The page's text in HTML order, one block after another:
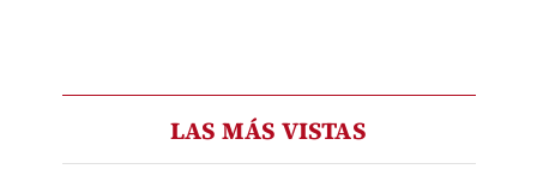
LAS MÁS VISTAS